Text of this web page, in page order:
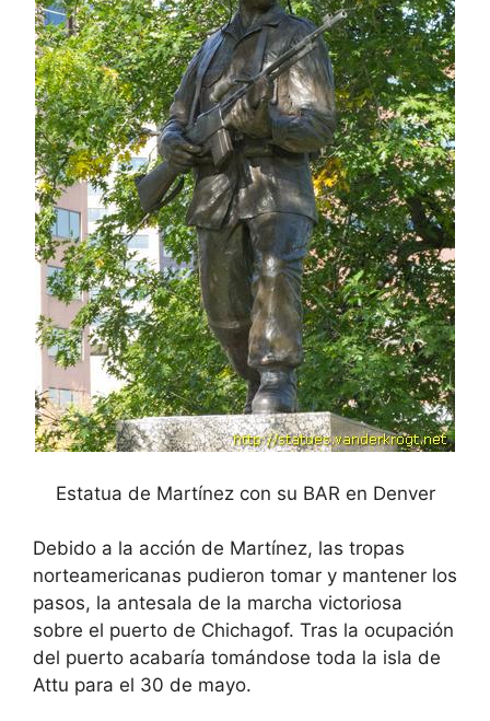
Estatua de Martínez con su BAR en Denver
Debido a la acción de Martínez, las tropas
norteamericanas pudieron tomar y mantener los
pasos, la antesala de la marcha victoriosa
sobre el puerto de Chichagof. Tras la ocupación
del puerto acabaría tomándose toda la isla de
Attu para el 30 de mayo.